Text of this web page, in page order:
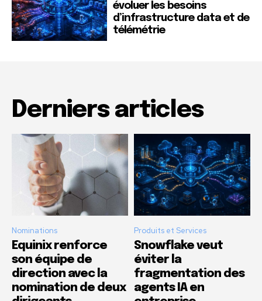
évoluer les besoins
d’infrastructure data et de
télémétrie
Derniers articles
Nominations
Equinix renforce
son équipe de
direction avec la
nomination de deux
Produits et Services
Snowflake veut
éviter la
fragmentation des
agents IA en